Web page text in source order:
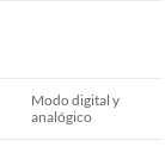
Modo digital y
analógico